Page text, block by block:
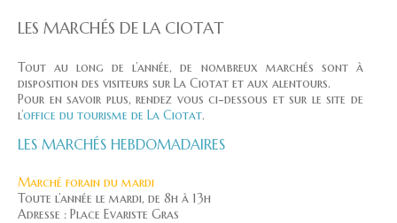
LES MARCHÉS DE LA CIOTAT
Tout au long de l’année, de nombreux marchés sont à
disposition des visiteurs sur La Ciotat et aux alentours.
Pour en savoir plus, rendez vous ci-dessous et sur le site de
l’office du tourisme de La Ciotat.
LES MARCHÉS HEBDOMADAIRES
Marché forain du mardi
Toute l’année le mardi, de 8h à 13h
Adresse : Place Evariste Gras